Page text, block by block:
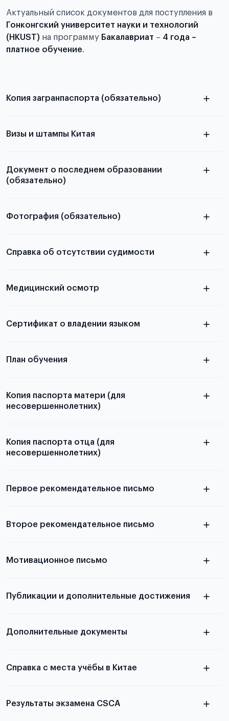
Актуальный список документов для поступления в
Гонконгский университет науки и технологий
(HKUST) на программу Бакалавриат – 4 года –
платное обучение.
Копия загранпаспорта (обязательно)
паспорта
Визы и штампы Китая
Документ о последнем образовании
(обязательно)
абитуриентов, изложена в статье.
Фотография (обязательно)
принимаются
Справка об отсутствии судимости
Медицинский осмотр
Для примеров заполнения и пустых
Сертификат о владении языком
План обучения
Копия паспорта матери (для
несовершеннолетних)
Копия паспорта отца (для
несовершеннолетних)
выезда
Первое рекомендательное письмо
письма
Второе рекомендательное письмо
письма
Мотивационное письмо
статье
Публикации и дополнительные достижения
Дополнительные документы
Справка с места учёбы в Китае
Результаты экзамена CSCA